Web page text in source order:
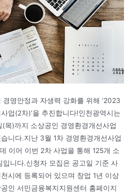
영안정과 자생력 강화를 위해 ‘2023
업(2차)’을 추진합니다!인천광역시는
목)까지 소상공인 경영환경개선사업
니다.지난 3월 1차 경영환경개선사업
이어 이번 2차 사업을 통해 125개 소
니다.신청자 모집은 공고일 기준 사
시에 등록되어 있으며 창업 1년 이상
인 서민금융복지지원센터 홈페이지